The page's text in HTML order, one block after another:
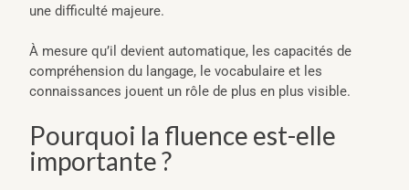
une difficulté majeure.
À mesure qu’il devient automatique, les capacités de
compréhension du langage, le vocabulaire et les
connaissances jouent un rôle de plus en plus visible.
Pourquoi la fluence est-elle
importante ?